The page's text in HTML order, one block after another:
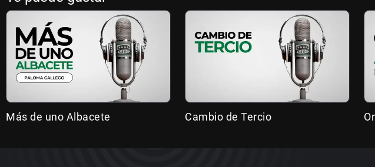
Más de uno Albacete Cambio de Tercio